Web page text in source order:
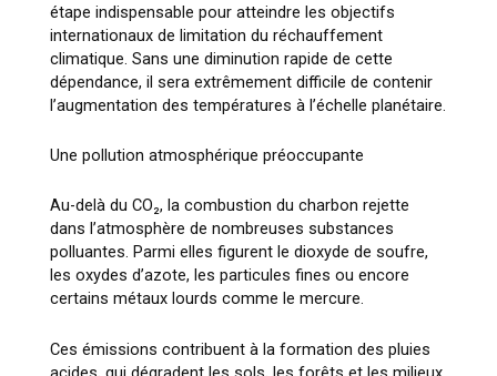
étape indispensable pour atteindre les objectifs
internationaux de limitation du réchauffement
climatique. Sans une diminution rapide de cette
dépendance, il sera extrêmement difficile de contenir
l’augmentation des températures à l’échelle planétaire.
Une pollution atmosphérique préoccupante
Au-delà du CO₂, la combustion du charbon rejette
dans l’atmosphère de nombreuses substances
polluantes. Parmi elles figurent le dioxyde de soufre,
les oxydes d’azote, les particules fines ou encore
certains métaux lourds comme le mercure.
Ces émissions contribuent à la formation des pluies